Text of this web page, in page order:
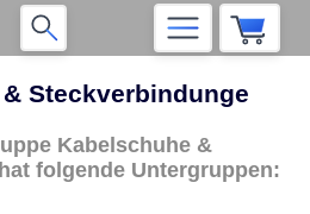
Steckverbindunge
Kabelschuhe &
folgende Untergruppen: